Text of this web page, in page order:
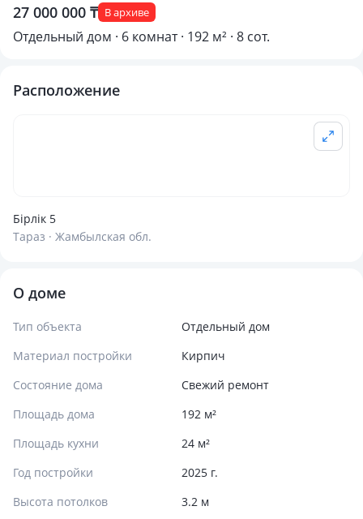
27 000 000 ₸ В архиве
Отдельный дом · 6 комнат · 192 м² · 8 сот.
Расположение
Бірлік 5
Тараз · Жамбылская обл.
О доме
Тип объекта
Отдельный дом
Материал постройки
Кирпич
Состояние дома
Свежий ремонт
Площадь дома
192 м²
Площадь кухни
24 м²
Год постройки
2025 г.
Высота потолков
3.2 м